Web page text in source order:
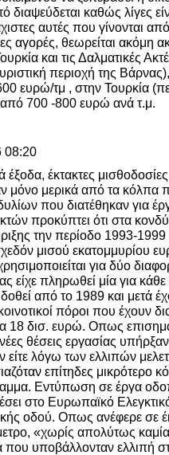
διαψεύδεται καθώς λίγες
αυτές που γίνονται
αγορές, θεωρείται ακόμη
και τις Δαλματικές
περιοχή της
ευρώ/τμ , στην Τουρκία
από 700 -800 ευρώ ανά τ.μ.
08:20
έκτακτες
μόνο μερικά από τα
που διατέθηκαν για
προκύπτει ότι στα
την περίοδο 1993-
μισού εκατομμυρίου
για δύο
ας είχε πληρωθεί μία για
από το 1989 και μετά
πόροι που έχουν
18 δισ. ευρώ. Οπως
θέσεις εργασίας
είτε λόγω των ελλιπών
επίτηδες μικρότερο
Εντύπωση σε έργα
στο Ευρωπαϊκό
οδού. Οπως ανέφερε σε
«χωρίς απολύτως
υποβάλλονταν ελλιπή